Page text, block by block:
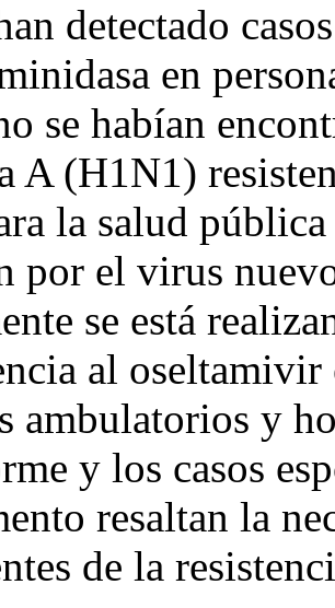
detectado
en
se habían
A (H1N1)
la salud
por el virus
se está
al
ambulatorios y
y los casos
resaltan la
de la